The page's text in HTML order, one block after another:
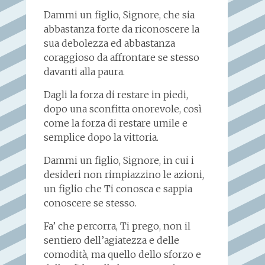
Dammi un figlio, Signore, che sia
abbastanza forte da riconoscere la
sua debolezza ed abbastanza
coraggioso da affrontare se stesso
davanti alla paura.
Dagli la forza di restare in piedi,
dopo una sconfitta onorevole, così
come la forza di restare umile e
semplice dopo la vittoria.
Dammi un figlio, Signore, in cui i
desideri non rimpiazzino le azioni,
un figlio che Ti conosca e sappia
conoscere se stesso.
Fa’ che percorra, Ti prego, non il
sentiero dell’agiatezza e delle
comodità, ma quello dello sforzo e